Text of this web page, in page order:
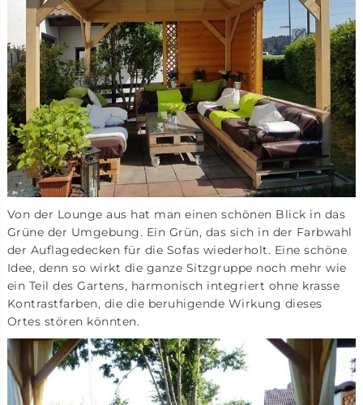
Von der Lounge aus hat man einen schönen Blick in das
Grüne der Umgebung. Ein Grün, das sich in der Farbwahl
der Auflagedecken für die Sofas wiederholt. Eine schöne
Idee, denn so wirkt die ganze Sitzgruppe noch mehr wie
ein Teil des Gartens, harmonisch integriert ohne krasse
Kontrastfarben, die die beruhigende Wirkung dieses
Ortes stören könnten.